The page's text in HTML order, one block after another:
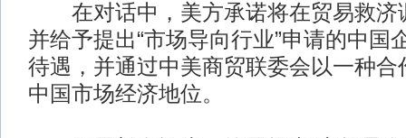
在对话中，美方承诺将在贸易救济
并给予提出“市场导向行业”申请的中国
待遇，并通过中美商贸联委会以一种合
中国市场经济地位。